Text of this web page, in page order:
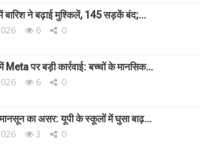
बारिश ने बढ़ाई मुश्किलें, 145 सड़कें बंद;…
6 0
Meta पर बड़ी कार्रवाई: बच्चों के मानसिक…
6 0
का असर: यूपी के स्कूलों में घुसा बाढ़…
3 0